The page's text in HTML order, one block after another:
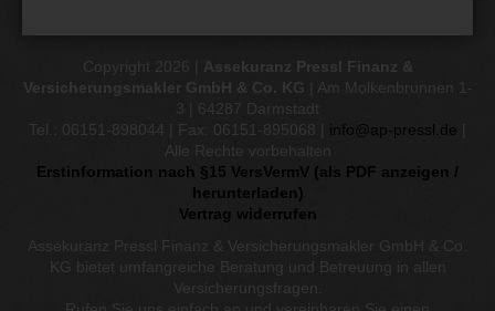
Copyright 2026 | Assekuranz Pressl Finanz &
Versicherungsmakler GmbH & Co. KG | Am Molkenbrunnen 1-
3 | 64287 Darmstadt
Tel.: 06151-898044 | Fax: 06151-895068 | info@ap-pressl.de
Alle Rechte vorbehalten
Erstinformation nach §15 VersVermV (als PDF anzeigen /
herunterladen)
Vertrag widerrufen
Assekuranz Pressl Finanz & Versicherungsmakler GmbH & Co.
KG bietet umfangreiche Beratung und Betreuung in allen
Versicherungsfragen.